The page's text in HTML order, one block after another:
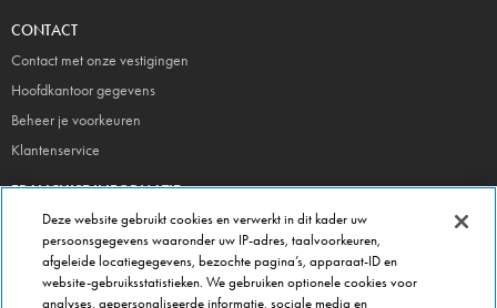
CONTACT
Contact met onze vestigingen
Hoofdkantoor gegevens
Beheer je voorkeuren
Klantenservice
FRANCHISE INFORMATIE
Meld je direct aan!
Franchise Brochure
Veel gestelde vragen
Deze website gebruikt cookies en verwerkt in dit kader uw
persoonsgegevens waaronder uw IP-adres, taalvoorkeuren,
afgeleide locatiegegevens, bezochte pagina’s, apparaat-ID en
website-gebruiksstatistieken. We gebruiken optionele cookies voor
analyses, gepersonaliseerde informatie, sociale media en